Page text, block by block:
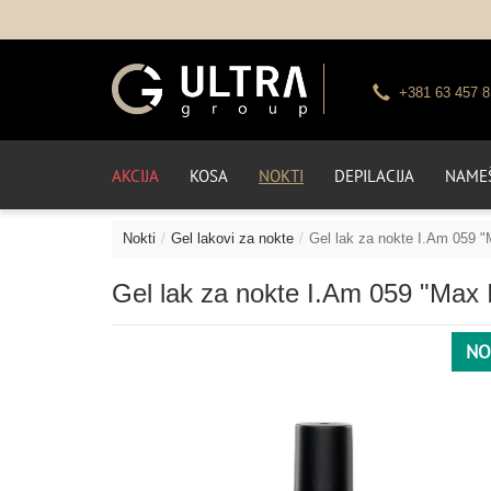
+381 63 457
AKCIJA KOSA NOKTI DEPILACIJA
Nokti Gel lakovi za nokte Gel lak za nokte I.Am 059
Gel lak za nokte I.Am 059 "Max